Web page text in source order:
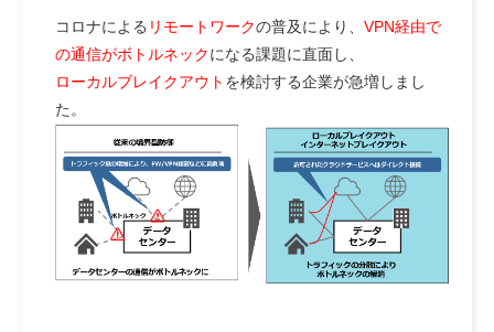
コロナによる リモートワークの普及により、 VPN経由で
の通信がボトルネックになる課題に直面し、
ローカルブレイクアウト を検討する企業が急増しまし
た。